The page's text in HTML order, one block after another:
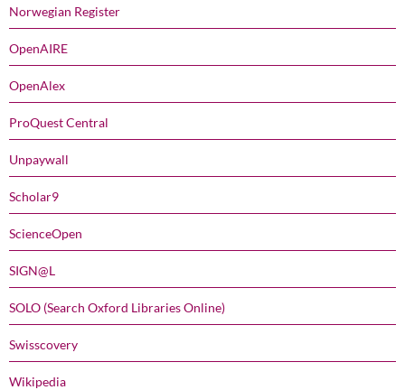
Norwegian Register
OpenAIRE
OpenAlex
ProQuest Central
Unpaywall
Scholar9
ScienceOpen
SIGN@L
SOLO (Search Oxford Libraries Online)
Swisscovery
Wikipedia